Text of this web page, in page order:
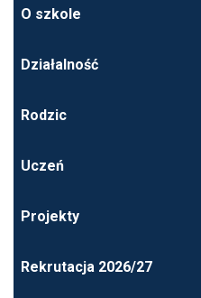
O szkole
Działalność
Rodzic
Uczeń
Projekty
Rekrutacja 2026/27